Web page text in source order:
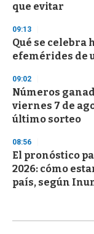
que evitar
09:13
Qué se celebra
efemérides de
09:02
Números
viernes 7 de
último sorteo
08:56
El pronóstico
2026: cómo
país, según